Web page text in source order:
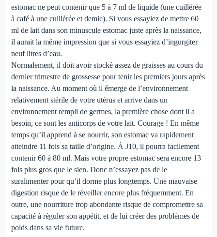
estomac ne peut contenir que 5 à 7 ml de liquide (une cuillérée
à café à une cuillérée et demie). Si vous essayiez de mettre 60
ml de lait dans son minuscule estomac juste après la naissance,
il aurait la même impression que si vous essayiez d’ingurgiter
neuf litres d’eau.
Normalement, il doit avoir stocké assez de graisses au cours du
dernier trimestre de grossesse pour tenir les premiers jours après
la naissance. Au moment où il émerge de l’environnement
relativement stérile de votre utérus et arrive dans un
environnement rempli de germes, la première chose dont il a
besoin, ce sont les anticorps de votre lait. Courage ! En même
temps qu’il apprend à se nourrir, son estomac va rapidement
atteindre 11 fois sa taille d’origine. À J10, il pourra facilement
contenir 60 à 80 ml. Mais votre propre estomac sera encore 13
fois plus gros que le sien. Donc n’essayez pas de le
suralimenter pour qu’il dorme plus longtemps. Une mauvaise
digestion risque de le réveiller encore plus fréquemment. En
outre, une nourriture trop abondante risque de compromettre sa
capacité à réguler son appétit, et de lui créer des problèmes de
poids dans sa vie future.